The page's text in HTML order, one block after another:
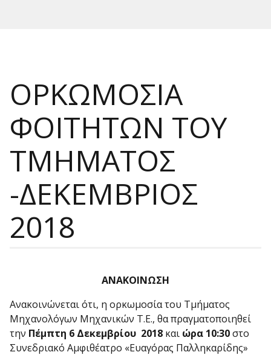
ΟΡΚΩΜΟΣΙΑ
ΦΟΙΤΗΤΩΝ ΤΟΥ
ΤΜΗΜΑΤΟΣ
-ΔΕΚΕΜΒΡΙΟΣ
2018
ΑΝΑΚΟΙΝΩΣΗ
Ανακοινώνεται ότι, η ορκωμοσία του Τμήματος
Μηχανολόγων Μηχανικών Τ.Ε., θα πραγματοποιηθεί
την Πέμπτη 6 Δεκεμβρίου 2018 και ώρα 10:30στο
Συνεδριακό Αμφιθέατρο «Ευαγόρας Παλληκαρίδης»